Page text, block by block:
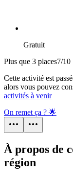
Gratuit
Plus que 3 places7/10
Cette activité est
alors vous pouvez
activités à venir
On remet ça ? 🌟
À propos de
région